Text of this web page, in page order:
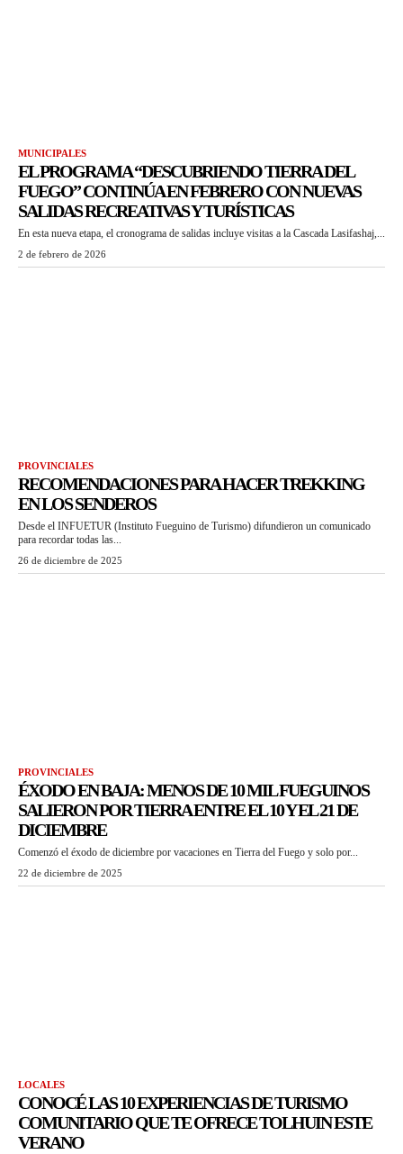
MUNICIPALES
EL PROGRAMA “DESCUBRIENDO TIERRA DEL
FUEGO” CONTINÚA EN FEBRERO CON NUEVAS
SALIDAS RECREATIVAS Y TURÍSTICAS
En esta nueva etapa, el cronograma de salidas incluye visitas a la Cascada Lasifashaj,...
2 de febrero de 2026
PROVINCIALES
RECOMENDACIONES PARA HACER TREKKING
EN LOS SENDEROS
Desde el INFUETUR (Instituto Fueguino de Turismo) difundieron un comunicado
para recordar todas las...
26 de diciembre de 2025
PROVINCIALES
ÉXODO EN BAJA: MENOS DE 10 MIL FUEGUINOS
SALIERON POR TIERRA ENTRE EL 10 Y EL 21 DE
DICIEMBRE
Comenzó el éxodo de diciembre por vacaciones en Tierra del Fuego y solo por...
22 de diciembre de 2025
LOCALES
CONOCÉ LAS 10 EXPERIENCIAS DE TURISMO
COMUNITARIO QUE TE OFRECE TOLHUIN ESTE
VERANO